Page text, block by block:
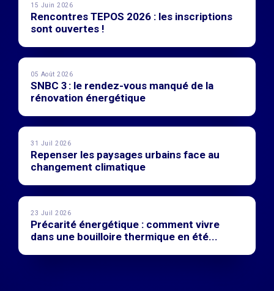
15 Juin 2026
Rencontres TEPOS 2026 : les inscriptions
sont ouvertes !
05 Août 2026
SNBC 3 : le rendez-vous manqué de la
rénovation énergétique
31 Juil 2026
Repenser les paysages urbains face au
changement climatique
23 Juil 2026
Précarité énergétique : comment vivre
dans une bouilloire thermique en été...